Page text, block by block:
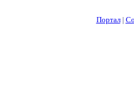
Портал|